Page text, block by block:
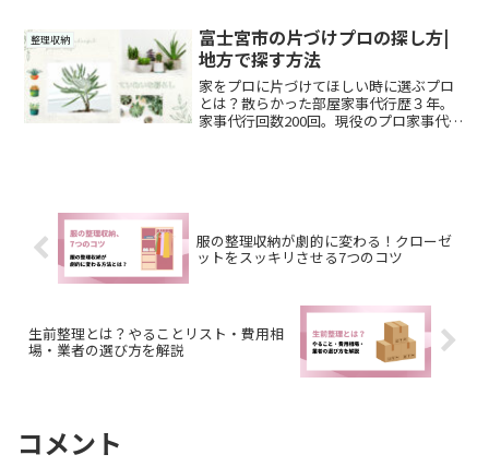
整理収納
富士宮市の片づけプロの探し方|
地方で探す方法
家をプロに片づけてほしい時に選ぶプロ
とは？散らかった部屋家事代行歴３年。
家事代行回数200回。現役のプロ家事代行
服の整理収納が劇的に変わる！クローゼ
ットをスッキリさせる7つのコツ
生前整理とは？やることリスト・費用相
場・業者の選び方を解説
コメント